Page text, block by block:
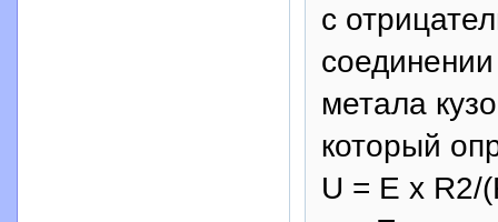
с
метала
который
U = Е х R2/